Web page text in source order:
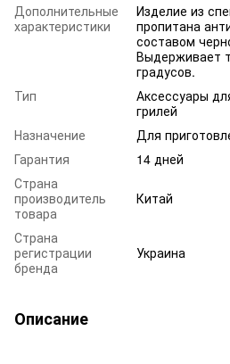
Дополнительные
характеристики
Изделие из
пропитана
составом
Выдерживает
градусов.
Тип
Аксессуары
грилей
Назначение
Для
Гарантия
14 дней
Страна
производитель
товара
Китай
Страна
регистрации
бренда
Украина
Описание